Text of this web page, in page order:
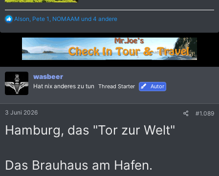
R
a
o
n
e
n
:
Alson, Pete 1 , NOMAAM und 4 andere
wasbeer
Hat nix anderes zu tun Thread Starter Autor
3 Juni 2026 #1.089
Hamburg, das "Tor zur Welt"
Das Brauhaus am Hafen.